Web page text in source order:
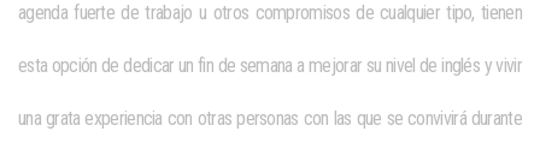
agenda fuerte de trabajo u otros compromisos de cualquier tipo, tienen
esta opción de dedicar un fin de semana a mejorar su nivel de inglés y vivir
una grata experiencia con otras personas con las que se convivirá durante